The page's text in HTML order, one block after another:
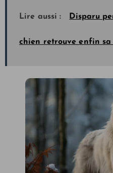
Lire aussi : Disparu
chien retrouve enfin